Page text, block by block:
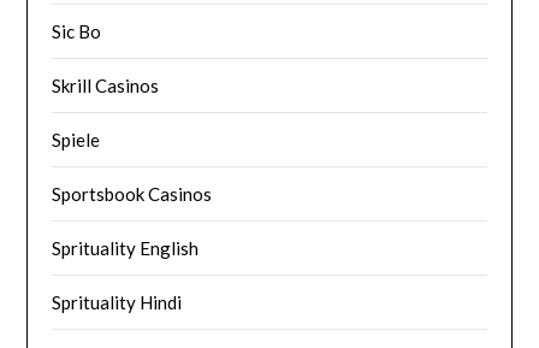
Sic Bo
Skrill Casinos
Spiele
Sportsbook Casinos
Sprituality English
Sprituality Hindi